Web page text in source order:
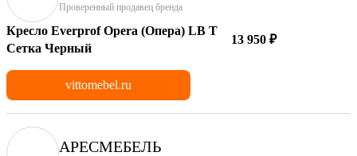
Проверенный продавец бренда
Кресло Everprof Opera (Опера) LB T
Сетка Черный
13 950 ₽
vittomebel.ru
АРЕСМЕБЕЛЬ